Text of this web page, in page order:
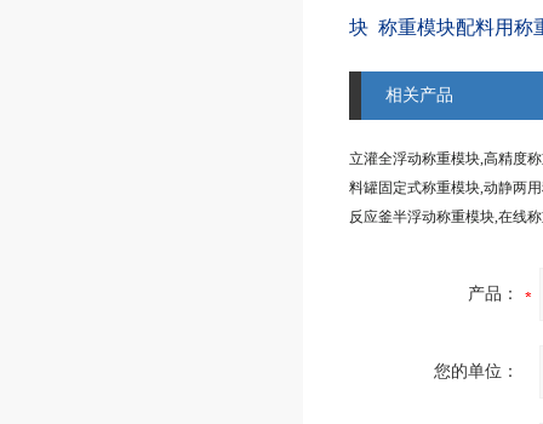
块 称重模块配料用称
相关产品
立灌全浮动称重模块,高精度
反应釜半浮动称重模块,在线
产品：
您的单位：